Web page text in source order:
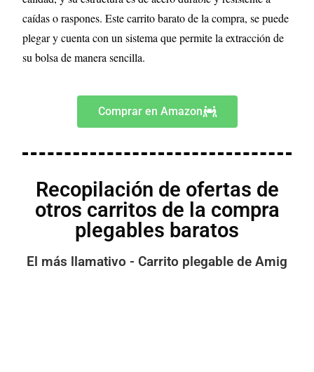
caídas o raspones. Este carrito barato de la compra, se puede
plegar y cuenta con un sistema que permite la extracción de
su bolsa de manera sencilla.
Comprar en Amazon
Recopilación de ofertas de
otros carritos de la compra
plegables baratos
El más llamativo - Carrito plegable de Amig